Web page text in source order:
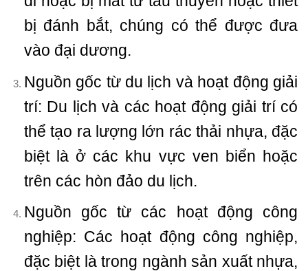
bị đánh bắt, chúng có thể được đưa
vào đại dương.
Nguồn gốc từ du lịch và hoạt động giải
trí: Du lịch và các hoạt động giải trí có
thể tạo ra lượng lớn rác thải nhựa, đặc
biệt là ở các khu vực ven biển hoặc
trên các hòn đảo du lịch.
Nguồn gốc từ các hoạt động công
nghiệp: Các hoạt động công nghiệp,
đặc biệt là trong ngành sản xuất nhựa,